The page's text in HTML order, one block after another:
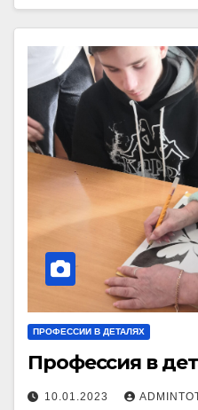
ПРОФЕССИИ В ДЕТАЛЯХ
Профессия в
10.01.2023